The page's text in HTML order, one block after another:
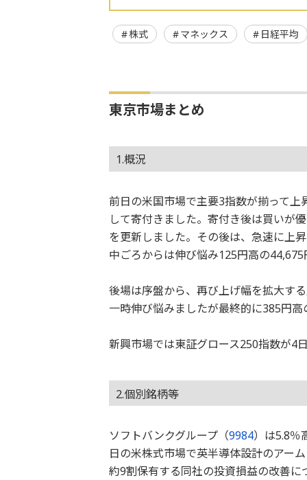
株式 マネックス 日経平均
東京市場まとめ
1.概況
前日の米国市場で主要3指数が揃って
して寄付きました。寄付き後は買いが
を更新しました。その後は、急速に上
中ごろからは伸び悩み125円高の44,675
後場は序盤から、再び上げ幅を拡大す
一時伸び悩みましたが最終的に385円
新興市場では東証グロース250指数が4
2.個別銘柄等
ソフトバンクグループ（9984）は5.8％
日の米株式市場で英半導体設計のアー
約9割保有する同社の投資損益の改善に